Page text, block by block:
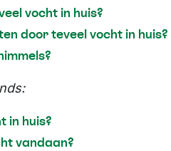
vocht in huis?
door teveel vocht in huis?
in huis?
vandaan?